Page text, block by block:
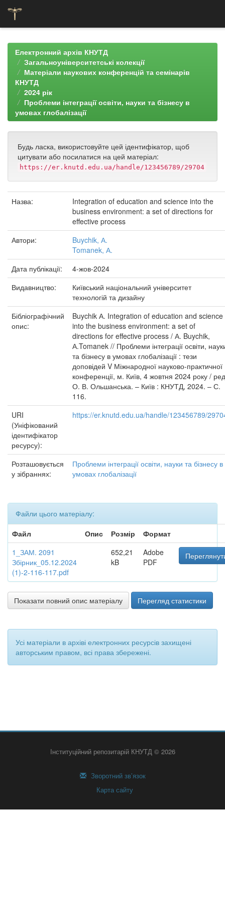
navigationЕлектронний архів КНУТД
Загальноуніверситетські колекції
Матеріали наукових конференцій та семінарів
КНУТД
2024 рік
Проблеми інтеграції освіти, науки та бізнесу в
умовах глобалізації
Будь ласка, використовуйте цей ідентифікатор, щоб
цитувати або посилатися на цей матеріал:
https://er.knutd.edu.ua/handle/123456789/29704
Назва:
Integration of education and science into the
business environment: a set of directions for
effective process
Автори:
Buychik, А.
Tomanek, А.
Дата публікації:
4-жов-2024
Видавництво:
Київський національний університет
технологій та дизайну
Бібліографічний
опис:
Buychik А. Integration of education and science
into the business environment: a set of
directions for effective process / А. Buychik,
А.Tomanek // Проблеми інтеграції освіти,
та бізнесу в умовах глобалізації : тези
доповідей V Міжнародної науково-практичної
конференції, м. Київ, 4 жовтня 2024 року /
О. В. Ольшанська. – Київ : КНУТД, 2024. – С.
116.
URI
(Уніфікований
ідентифікатор
ресурсу):
https://er.knutd.edu.ua/handle/123456789/
Розташовується
у зібраннях:
Проблеми інтеграції освіти, науки та бізнесу в
умовах глобалізації
Файли цього матеріалу:
Файл
Опис Розмір
Формат
1_ЗАМ. 2091
Збірник_05.12.2024
(1)-2-116-117.pdf
652,21
kB
Adobe
PDF
Показати повний опис матеріалу Перегляд статистики
Усі матеріали в архіві електронних ресурсів захищені
авторським правом, всі права збережені.
Інституційний репозитарій КНУТД © 2026
Зворотний зв’язок
Карта сайту